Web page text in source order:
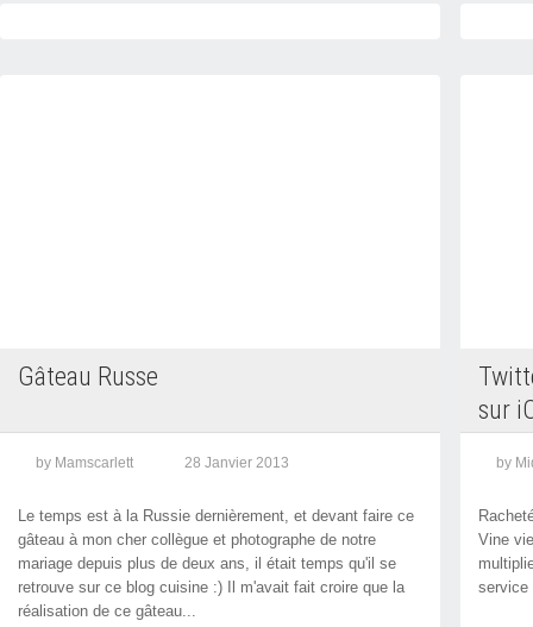
Gâteau Russe
by Mamscarlett 28 Janvier 2013
Le temps est à la Russie dernièrement, et devant faire ce
gâteau à mon cher collègue et photographe de notre
mariage depuis plus de deux ans, il était temps qu'il se
retrouve sur ce blog cuisine :) Il m'avait fait croire que la
réalisation de ce gâteau...
sur
by
Vine
service